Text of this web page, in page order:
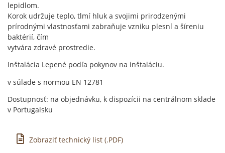
lepidlom.
Korok udržuje teplo, tlmí hluk a svojimi prirodzenými
prírodnými vlastnosťami zabraňuje vzniku plesní a šíreniu
baktérií, čím
vytvára zdravé prostredie.
Inštalácia Lepené podľa pokynov na inštaláciu.
v súlade s normou EN 12781
Dostupnosť: na objednávku, k dispozícii na centrálnom sklade
v Portugalsku
Zobraziť technický list (.PDF)